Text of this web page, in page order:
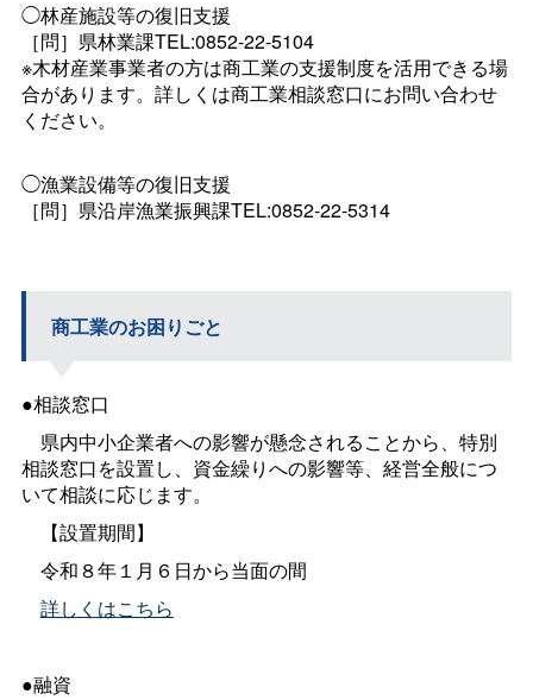
◯林産施設等の復旧支援
［問］県林業課TEL:0852-22-5104
※木材産業事業者の方は商工業の支援制度を活用できる場
合があります。詳しくは商工業相談窓口にお問い合わせ
ください。
◯漁業設備等の復旧支援
［問］県沿岸漁業振興課TEL:0852-22-5314
商工業のお困りごと
●相談窓口
県内中小企業者への影響が懸念されることから、特別
相談窓口を設置し、資金繰りへの影響等、経営全般につ
いて相談に応じます。
【設置期間】
令和８年１月６日から当面の間
詳しくはこちら
●融資